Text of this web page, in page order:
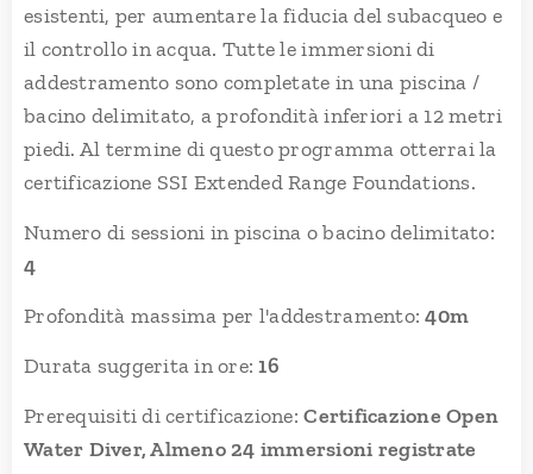
esistenti, per aumentare la fiducia del subacqueo e
il controllo in acqua. Tutte le immersioni di
addestramento sono completate in una piscina /
bacino delimitato, a profondità inferiori a 12 metri
piedi. Al termine di questo programma otterrai la
certificazione SSI Extended Range Foundations.
Numero di sessioni in piscina o bacino delimitato:
4
Profondità massima per l'addestramento:40m
Durata suggerita in ore:16
Prerequisiti di certificazione: Certificazione Open
Water Diver, Almeno 24 immersioni registrate